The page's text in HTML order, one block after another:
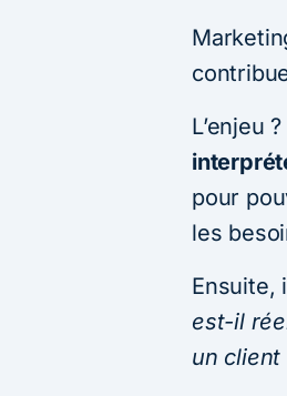
L’enjeu
pour
les
Ensuite,
est-il
un client